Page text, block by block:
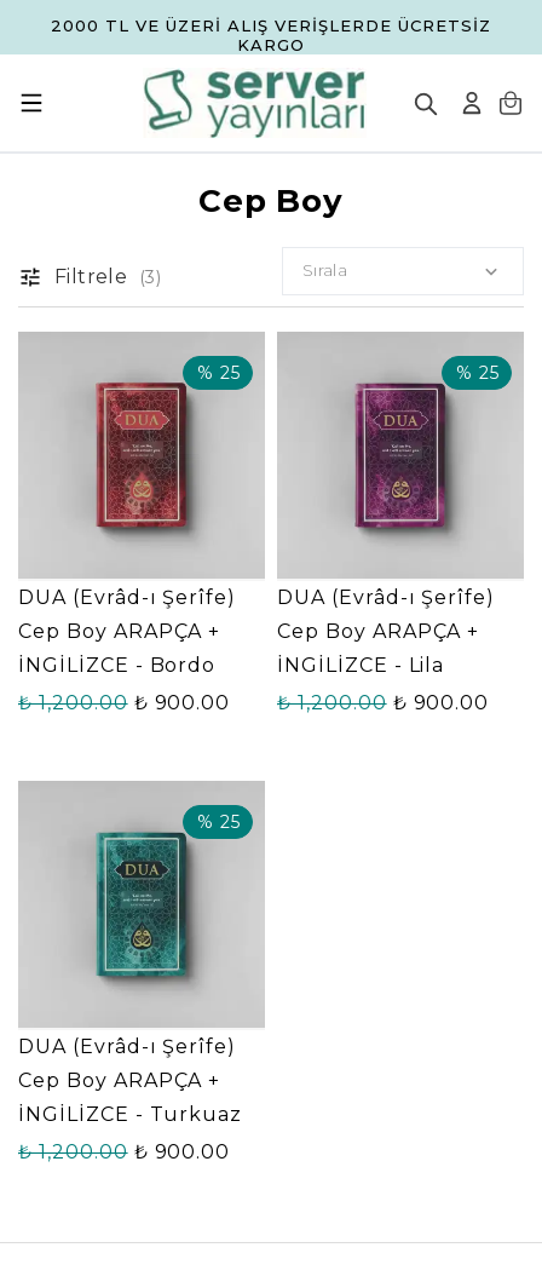
2000 TL VE ÜZERİ ALIŞ VERİŞLERDE ÜCRETSİZ
KARGO
Cep Boy
Filtrele (3) Sırala
% 25
DUA (Evrâd-ı Şerîfe)
Cep Boy ARAPÇA +
İNGİLİZCE - Bordo
₺ 1,200.00 ₺ 900.00
% 25
DUA (Evrâd-ı Şerîfe)
Cep Boy ARAPÇA +
İNGİLİZCE - Lila
₺ 1,200.00 ₺ 900.00
% 25
DUA (Evrâd-ı Şerîfe)
Cep Boy ARAPÇA +
İNGİLİZCE - Turkuaz
₺ 1,200.00 ₺ 900.00